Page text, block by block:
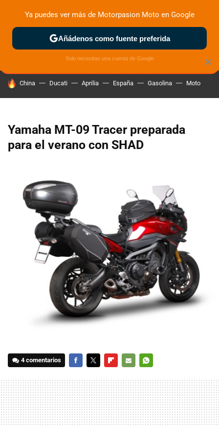
ZONA DE PRUEBAS DEPORTIVAS MOTOS ELÉCTRICAS
HOY SE HABLA DE
China Ducati Aprilia España Gasolina Moto
Yamaha MT-09 Tracer preparada
para el verano con SHAD
4 comentarios
MAIL
×
Ya puedes ver más de Motorpasion Moto en Google
Añádenos como fuente preferida
Solo necesitas una cuenta de Google